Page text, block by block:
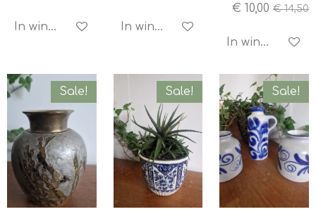
In winkelwagen In winkelwagen
€ 10,00 € 14,50
In winkelwagen
Sale! Sale! Sale!